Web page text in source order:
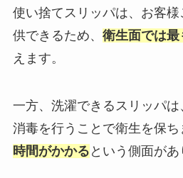
使い捨てスリッパは、お客
供できるため、 衛生面では
えます。
一方、洗濯できるスリッパは
消毒を行うことで衛生を保
時間がかかる という側面があ